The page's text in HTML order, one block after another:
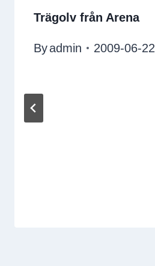
Trägolv från Arena
Byadmin 2009-06-22